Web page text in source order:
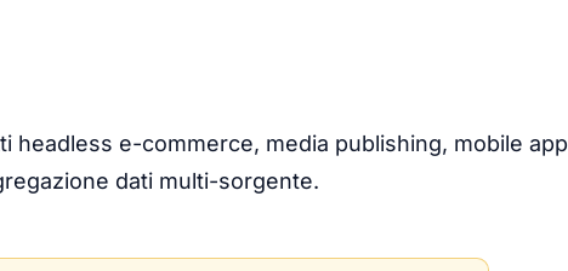
headless e-commerce, media publishing, mobile app
dati multi-sorgente.